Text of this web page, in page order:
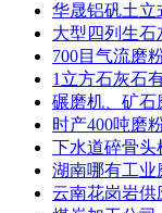
华晟铝矾土立
大型四列生石
700目气流磨
1立方石灰石
碾磨机、矿石
时产400吨磨
下水道碎骨头
湖南哪有工业
云南花岗岩供